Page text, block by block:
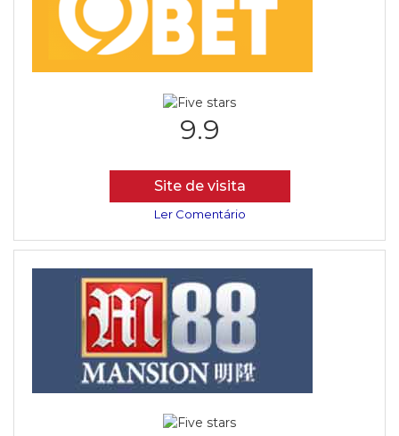
9.9
Site de visita
Ler Comentário